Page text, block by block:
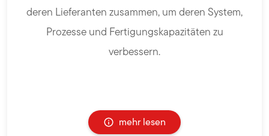
deren Lieferanten zusammen, um deren System,
Prozesse und Fertigungskapazitäten zu
verbessern.
mehr lesen